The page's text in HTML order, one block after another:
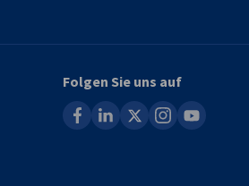
Folgen Sie uns auf
facebooklinkedin instagram
youtube